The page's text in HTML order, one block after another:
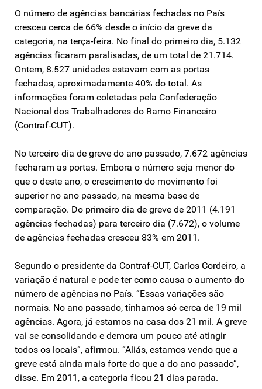
O número de agências bancárias fechadas no País
cresceu cerca de 66% desde o início da greve da
categoria, na terça-feira. No final do primeiro dia, 5.132
agências ficaram paralisadas, de um total de 21.714.
Ontem, 8.527 unidades estavam com as portas
fechadas, aproximadamente 40% do total. As
informações foram coletadas pela Confederação
Nacional dos Trabalhadores do Ramo Financeiro
(Contraf-CUT).
No terceiro dia de greve do ano passado, 7.672 agências
fecharam as portas. Embora o número seja menor do
que o deste ano, o crescimento do movimento foi
superior no ano passado, na mesma base de
comparação. Do primeiro dia de greve de 2011 (4.191
agências fechadas) para terceiro dia (7.672), o volume
de agências fechadas cresceu 83% em 2011.
Segundo o presidente da Contraf-CUT, Carlos Cordeiro, a
variação é natural e pode ter como causa o aumento do
número de agências no País. “Essas variações são
normais. No ano passado, tínhamos só cerca de 19 mil
agências. Agora, já estamos na casa dos 21 mil. A greve
vai se consolidando e demora um pouco até atingir
todos os locais”, afirmou. “Aliás, estamos vendo que a
greve está ainda mais forte do que a do ano passado”,
disse. Em 2011, a categoria ficou 21 dias parada.